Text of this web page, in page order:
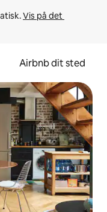
Vis på det
Airbnb dit sted